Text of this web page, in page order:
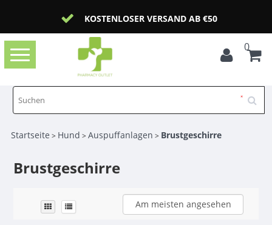
KOSTENLOSER VERSAND AB €50
Toggle
navigation
0
Startseite > Hund >Auspuffanlagen > Brustgeschirre
Brustgeschirre
Am meisten angesehen